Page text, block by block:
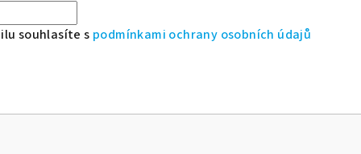
souhlasíte s podmínkami ochrany osobních údajů